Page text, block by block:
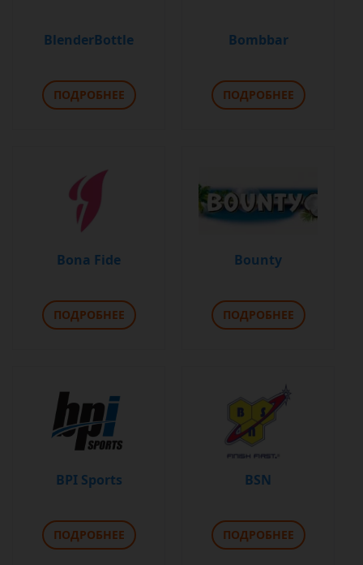
BlenderBottle
ПОДРОБНЕЕ
Bombbar
ПОДРОБНЕЕ
Bona Fide
ПОДРОБНЕЕ
Bounty
ПОДРОБНЕЕ
BPI Sports
ПОДРОБНЕЕ
BSN
ПОДРОБНЕЕ